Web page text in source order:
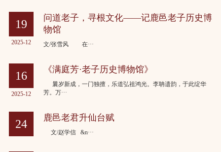
19
2025-12
问道老子，寻根文化——记鹿邑老子历史博
物馆
文/张雪风 在···
16
2025-12
《满庭芳·老子历史博物馆》
曩岁新成，一门独擅，乐道弘祖鸿光。李聃遗韵，于此绽华
芳。万···
24 鹿邑老君升仙台赋
文/赵学信 &n···